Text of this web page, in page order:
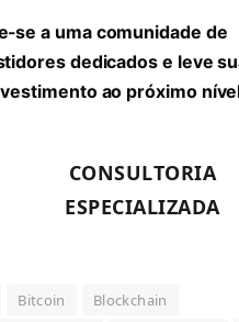
se a uma comunidade de
dedicados e leve
ao próximo
CONSULTORIA
ESPECIALIZADA
Bitcoin
Blockchain